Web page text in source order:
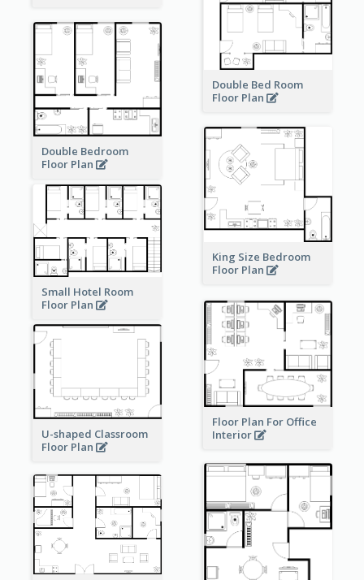
Double Bed Room
Floor Plan
Double Bedroom
Floor Plan
King Size Bedroom
Floor Plan
Small Hotel Room
Floor Plan
Floor Plan For Office
Interior
U-shaped Classroom
Floor Plan